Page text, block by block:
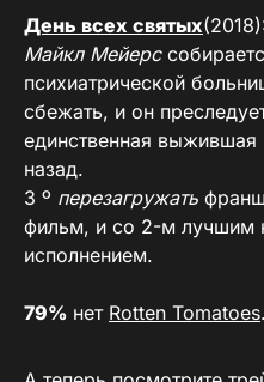
День всех святых
Майкл Мейерс
психиатрической
сбежать, и он
единственная выжившая
назад.
3 º перезагружать
фильм, и со 2-м лучшим
исполнением.
79% нет Rotten Tomatoes.